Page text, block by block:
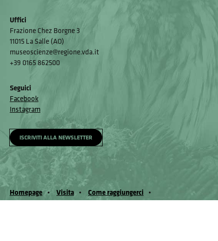
Uffici
Frazione Chez Borgne 3
11015 La Salle (AO)
museoscienze@regione.vda.it
+39 0165 862500
Seguici
Facebook
Instagram
ISCRIVITI ALLA NEWSLETTER
Homepage Visita
Come raggiungerci
Accessibilità e meccanismo di feedback